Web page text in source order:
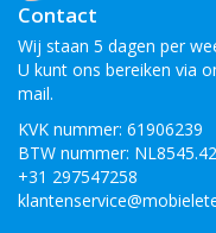
Contact
Wij staan 5 dagen per
U kunt ons bereiken via
mail.
KVK nummer: 61906239
BTW nummer:
+31 297547258